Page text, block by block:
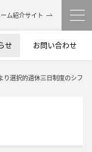
ム紹介サイト
せ お問い合わせ
選択的週休三日制度のシフ